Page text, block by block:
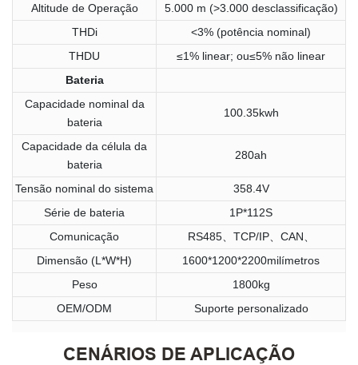
Altitude de Operação
5.000 m (>3.000 desclassificação)
THDi
<3% (potência nominal)
THDU
≤1% linear; ou≤5% não linear
Bateria
Capacidade nominal da
bateria
100.35kwh
Capacidade da célula da
bateria
280ah
Tensão nominal do sistema
358.4V
Série de bateria
1P*112S
Comunicação
RS485、TCP/IP、CAN、
Dimensão (L*W*H)
1600*1200*2200milímetros
Peso
1800kg
OEM/ODM
Suporte personalizado
CENÁRIOS DE APLICAÇÃO